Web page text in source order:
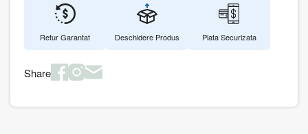
Retur Garantat Deschidere Produs Plata Securizata
Share